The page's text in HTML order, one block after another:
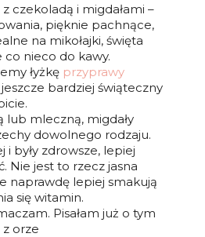
czekoladą i migdałami –
pięknie pachnące,
na mikołajki, święta
co nieco do kawy.
łyżkę przyprawy
bardziej świąteczny
lub mleczną, migdały
dowolnego rodzaju.
i były zdrowsze, lepiej
Nie jest to rzecz jasna
naprawdę lepiej smakują
się witamin.
Pisałam już o tym
orze